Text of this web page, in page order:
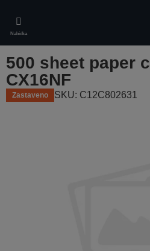
main
content
Nabídka
500 sheet paper
CX16NF
Zastaveno SKU: C12C802631